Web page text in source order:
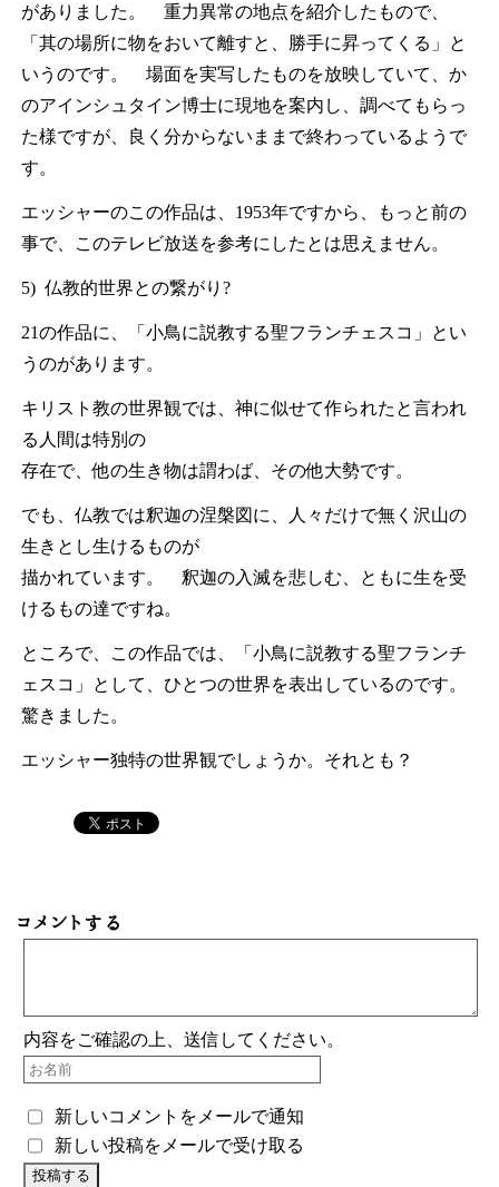
がありました。 重力異常の地点を紹介したもので、
「其の場所に物をおいて離すと、勝手に昇ってくる」と
いうのです。 場面を実写したものを放映していて、か
のアインシュタイン博士に現地を案内し、調べてもらっ
た様ですが、良く分からないままで終わっているようで
す。
エッシャーのこの作品は、1953年ですから、もっと前の
事で、このテレビ放送を参考にしたとは思えません。
5) 仏教的世界との繋がり?
21の作品に、「小鳥に説教する聖フランチェスコ」とい
うのがあります。
キリスト教の世界観では、神に似せて作られたと言われ
る人間は特別の
存在で、他の生き物は謂わば、その他大勢です。
でも、仏教では釈迦の涅槃図に、人々だけで無く沢山の
生きとし生けるものが
描かれています。 釈迦の入滅を悲しむ、ともに生を受
けるもの達ですね。
ところで、この作品では、「小鳥に説教する聖フランチ
ェスコ」として、ひとつの世界を表出しているのです。
驚きました。
エッシャー独特の世界観でしょうか。それとも？
コメントする
内容をご確認の上、送信してください。
新しいコメントをメールで通知
新しい投稿をメールで受け取る